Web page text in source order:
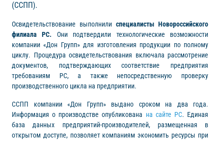
(ССПП).
Освидетельствование выполнили специалисты Новороссийского
филиала РС. Они подтвердили технологические возможности
компании «Дон Групп» для изготовления продукции по полному
циклу. Процедура освидетельствования включала рассмотрение
документов, подтверждающих соответствие предприятия
требованиям РС, а также непосредственную проверку
производственного цикла на предприятии.
ССПП компании «Дон Групп» выдано сроком на два года.
Информация о производстве опубликована на сайте РС. Единая
база данных предприятий-производителей, размещенная в
открытом доступе, позволяет компаниям экономить ресурсы при